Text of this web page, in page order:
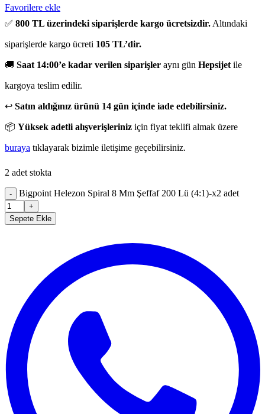
Favorilere ekle
✅ 800 TL üzerindeki siparişlerde kargo ücretsizdir. Altındaki
siparişlerde kargo ücreti 105 TL’dir.
🚚 Saat 14:00’e kadar verilen siparişler aynı gün Hepsijet ile
kargoya teslim edilir.
↩️ Satın aldığınız ürünü 14 gün içinde iade edebilirsiniz.
📦 Yüksek adetli alışverişleriniz için fiyat teklifi almak üzere
buraya tıklayarak bizimle iletişime geçebilirsiniz.
2 adet stokta
- Bigpoint Helezon Spiral 8 Mm Şeffaf 200 Lü (4:1)-x2 adet
+
Sepete Ekle